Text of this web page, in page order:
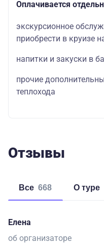
Оплачивается
экскурсионное
приобрести в круизе
напитки и закуски в
прочие
теплохода
Отзывы
Все 668 о туре
Елена
об организаторе